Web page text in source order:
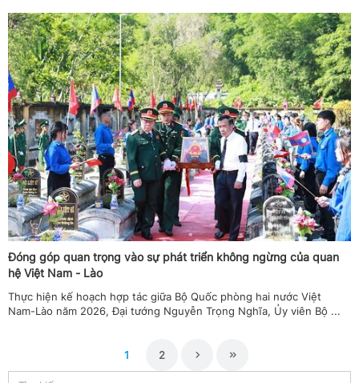
Đóng góp quan trọng vào sự phát triển không ngừng của quan
hệ Việt Nam - Lào
Thực hiện kế hoạch hợp tác giữa Bộ Quốc phòng hai nước Việt
Nam-Lào năm 2026, Đại tướng Nguyễn Trọng Nghĩa, Ủy viên Bộ ...
1 2